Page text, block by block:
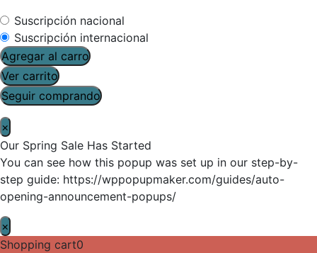
Suscripción nacional
Suscripción internacional
Agregar al carro
Ver carrito
Seguir comprando
×
Our Spring Sale Has Started
You can see how this popup was set up in our step-by-
step guide: https://wppopupmaker.com/guides/auto-
opening-announcement-popups/
×
Shopping cart0